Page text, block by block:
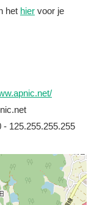
het hier voor je
- 125.255.255.255